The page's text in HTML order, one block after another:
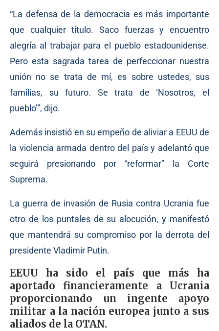
“La defensa de la democracia es más importante
que cualquier título. Saco fuerzas y encuentro
alegría al trabajar para el pueblo estadounidense.
Pero esta sagrada tarea de perfeccionar nuestra
unión no se trata de mí, es sobre ustedes, sus
familias, su futuro. Se trata de ‘Nosotros, el
pueblo’”, dijo.
Además insistió en su empeño de aliviar a EEUU de
la violencia armada dentro del país y adelantó que
seguirá presionando por “reformar” la Corte
Suprema.
La guerra de invasión de Rusia contra Ucrania fue
otro de los puntales de su alocución, y manifestó
que mantendrá su compromiso por la derrota del
presidente Vladimir Putin.
EEUU ha sido el país que más ha
aportado financieramente a Ucrania
proporcionando un ingente apoyo
militar a la nación europea junto a sus
aliados de la OTAN.